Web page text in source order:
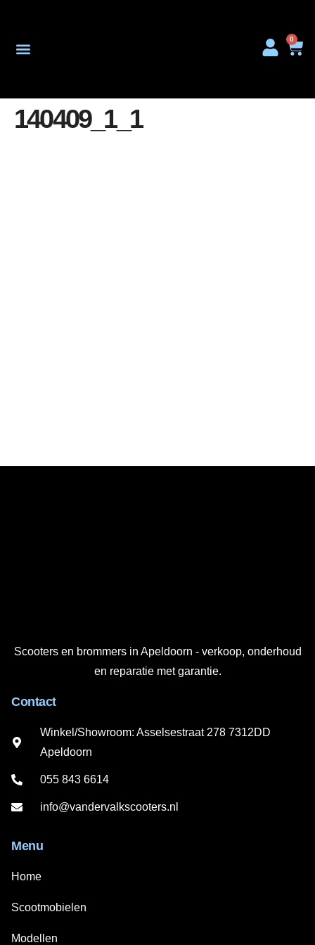
0
140409_1_1
Scooters en brommers in Apeldoorn - verkoop, onderhoud
en reparatie met garantie.
Contact
Winkel/Showroom: Asselsestraat 278 7312DD
Apeldoorn
055 843 6614
info@vandervalkscooters.nl
Menu
Home
Scootmobielen
Modellen